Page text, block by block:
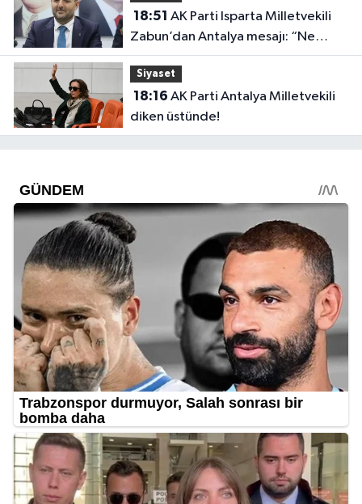
18:51
Zabun’dan Antalya mesajı: “Ne
dediysek o”
Siyaset
18:16
diken üstünde!